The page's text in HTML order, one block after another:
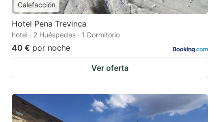
Calefacción
Hotel Pena Trevinca
hotel · 2 Huéspedes · 1 Dormitorio
40 € por noche
Ver oferta